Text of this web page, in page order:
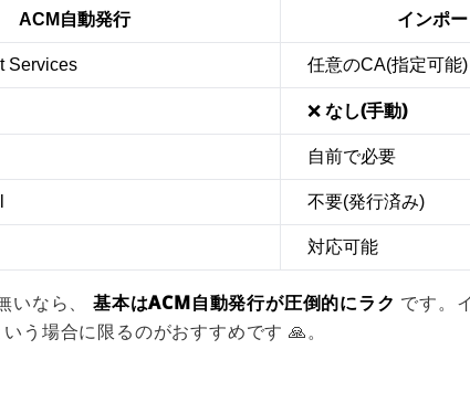
ACM自動発行 インポ
Services 任意のCA(指定可能)
❌ なし(手動)
自前で必要
不要(発行済み)
対応可能
いなら、 基本はACM自動発行が圧倒的にラク です。
う場合に限るのがおすすめです 🙏。